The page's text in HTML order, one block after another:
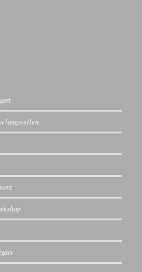
langweilen.